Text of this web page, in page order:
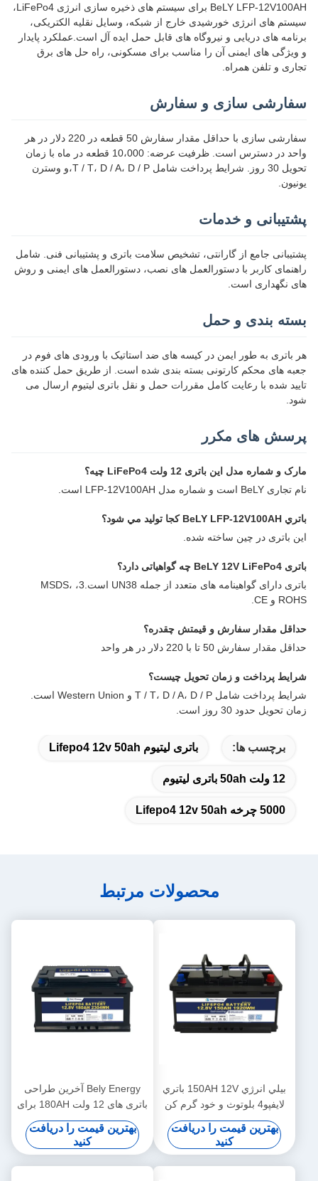
BeLY LFP-12V100AH برای سیستم های ذخیره سازی انرژی LiFePo4،
سیستم های انرژی خورشیدی خارج از شبکه، وسایل نقلیه الکتریکی،
برنامه های دریایی و نیروگاه های قابل حمل ایده آل است.عملکرد پایدار
و ویژگی های ایمنی آن را مناسب برای مسکونی، راه حل های برق
تجاری و تلفن همراه.
سفارشی سازی و سفارش
سفارشی سازی با حداقل مقدار سفارش 50 قطعه در 220 دلار در هر
واحد در دسترس است. ظرفیت عرضه: 10،000 قطعه در ماه با زمان
تحویل 30 روز. شرایط پرداخت شامل T / T، D / A، D / P،و وسترن
یونیون.
پشتیبانی و خدمات
پشتیبانی جامع از گارانتی، تشخیص سلامت باتری و پشتیبانی فنی. شامل
راهنمای کاربر با دستورالعمل های نصب، دستورالعمل های ایمنی و روش
های نگهداری است.
بسته بندی و حمل
هر باتری به طور ایمن در کیسه های ضد استاتیک با ورودی های فوم در
جعبه های محکم کارتونی بسته بندی شده است. از طریق حمل کننده های
تایید شده با رعایت کامل مقررات حمل و نقل باتری لیتیوم ارسال می
شود.
پرسش های مکرر
مارک و شماره مدل این باتری 12 ولت LiFePo4 چیه؟
نام تجاری BeLY است و شماره مدل LFP-12V100AH است.
باتري BeLY LFP-12V100AH کجا توليد مي شود؟
این باتری در چین ساخته شده.
باتری BeLY 12V LiFePo4 چه گواهیاتی دارد؟
باتری دارای گواهینامه های متعدد از جمله UN38 است.3، MSDS،
ROHS و CE.
حداقل مقدار سفارش و قیمتش چقدره؟
حداقل مقدار سفارش 50 تا با 220 دلار در هر واحد
شرایط پرداخت و زمان تحویل چیست؟
شرایط پرداخت شامل T / T، D / A، D / P و Western Union است.
زمان تحویل حدود 30 روز است.
برچسب ها: باتری لیتیوم Lifepo4 12v 50ah
12 ولت 50ah باتری لیتیوم
5000 چرخه Lifepo4 12v 50ah
محصولات مرتبط
بيلي انرژي 150AH 12V باتري
لايفپو4 بلوتوث و خود گرم کن
براي يخت پزشکي
بهترین قیمت را دریافت
کنید
Bely Energy آخرین طراحی
باتری های 12 ولت 180AH برای
بلوتوث برای ایستگاه پایه ذخیره
انرژی UPS RV
بهترین قیمت را دریافت
کنید